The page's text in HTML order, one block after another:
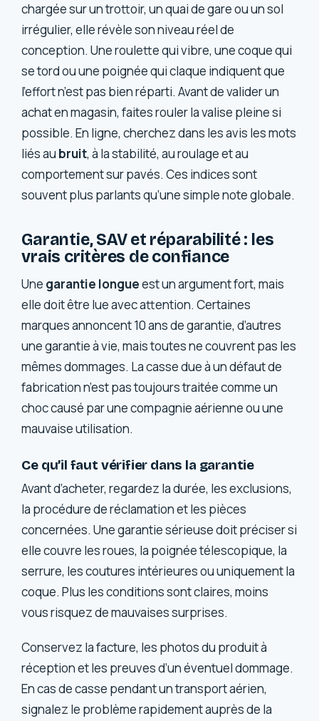
chargée sur un trottoir, un quai de gare ou un sol
irrégulier, elle révèle son niveau réel de
conception. Une roulette qui vibre, une coque qui
se tord ou une poignée qui claque indiquent que
l’effort n’est pas bien réparti. Avant de valider un
achat en magasin, faites rouler la valise pleine si
possible. En ligne, cherchez dans les avis les mots
liés au bruit, à la stabilité, au roulage et au
comportement sur pavés. Ces indices sont
souvent plus parlants qu’une simple note globale.
Garantie, SAV et réparabilité : les
vrais critères de confiance
Une garantie longueest un argument fort, mais
elle doit être lue avec attention. Certaines
marques annoncent 10 ans de garantie, d’autres
une garantie à vie, mais toutes ne couvrent pas les
mêmes dommages. La casse due à un défaut de
fabrication n’est pas toujours traitée comme un
choc causé par une compagnie aérienne ou une
mauvaise utilisation.
Ce qu’il faut vérifier dans la garantie
Avant d’acheter, regardez la durée, les exclusions,
la procédure de réclamation et les pièces
concernées. Une garantie sérieuse doit préciser si
elle couvre les roues, la poignée télescopique, la
serrure, les coutures intérieures ou uniquement la
coque. Plus les conditions sont claires, moins
vous risquez de mauvaises surprises.
Conservez la facture, les photos du produit à
réception et les preuves d’un éventuel dommage.
En cas de casse pendant un transport aérien,
signalez le problème rapidement auprès de la